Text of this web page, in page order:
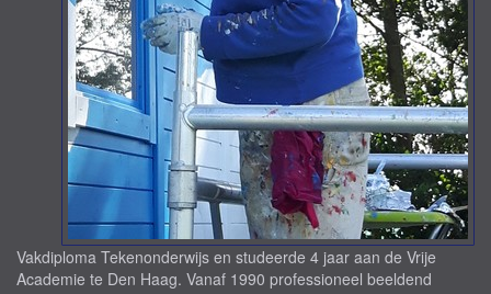
Vakdiploma Tekenonderwijs en studeerde 4 jaar aan de Vrije
Academie te Den Haag. Vanaf 1990 professioneel beeldend